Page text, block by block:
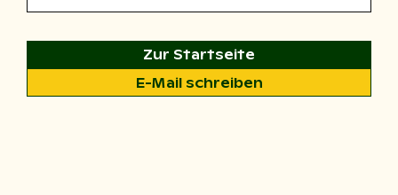
Zur Startseite
E-Mail schreiben